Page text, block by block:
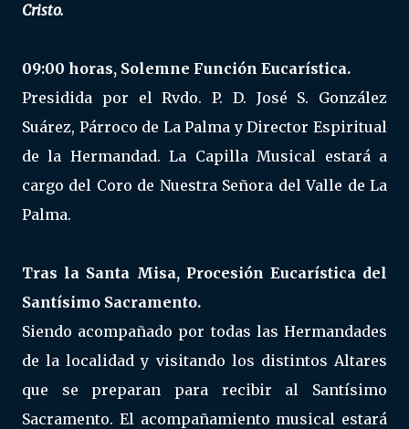
Cristo.
09:00 horas, Solemne Función Eucarística.
Presidida por el Rvdo. P. D. José S. González
Suárez, Párroco de La Palma y Director Espiritual
de la Hermandad. La Capilla Musical estará a
cargo del Coro de Nuestra Señora del Valle de La
Palma.
Tras la Santa Misa, Procesión Eucarística del
Santísimo Sacramento.
Siendo acompañado por todas las Hermandades
de la localidad y visitando los distintos Altares
que se preparan para recibir al Santísimo
Sacramento. El acompañamiento musical estará